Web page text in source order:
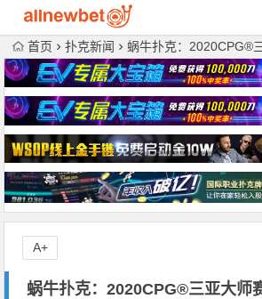
首页 扑克新闻 蜗牛扑克：2020CPG®三亚
蜗牛扑克：2020CPG®三亚大师
A+